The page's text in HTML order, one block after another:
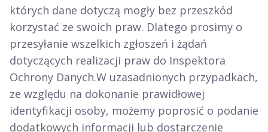
których dane dotyczą mogły bez przeszkód
korzystać ze swoich praw. Dlatego prosimy o
przesyłanie wszelkich zgłoszeń i żądań
dotyczących realizacji praw do Inspektora
Ochrony Danych.W uzasadnionych przypadkach,
ze względu na dokonanie prawidłowej
identyfikacji osoby, możemy poprosić o podanie
dodatkowych informacji lub dostarczenie